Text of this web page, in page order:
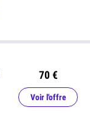
70 €
Voir l'offre